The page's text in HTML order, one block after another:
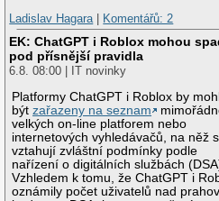
Ladislav Hagara
Komentářů: 2
EK: ChatGPT i Roblox mohou
pod přísnější pravidla
6.8. 08:00 | IT novinky
Platformy ChatGPT i Roblox by
býtzařazeny na seznam
velkých on-line platforem nebo
internetových vyhledávačů, na něž
vztahují zvláštní podmínky podle
nařízení o digitálních službách
Vzhledem k tomu, že ChatGPT i
oznámily počet uživatelů nad